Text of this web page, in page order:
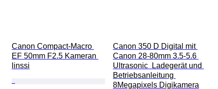
Canon Compact-Macro
EF 50mm F2.5 Kameran
linssi
Canon 350 D Digital mit
Canon 28-80mm 3.5-5.6
Ultrasonic  Ladegerät und
Betriebsanleitung
8Megapixels Digikamera